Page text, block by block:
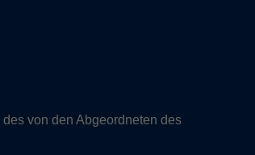
von den Abgeordneten des